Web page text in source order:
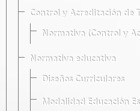
Control y Acreditación de
Normativa (Control y
Normativa educativa
Diseños Curriculares
Modalidad Educación